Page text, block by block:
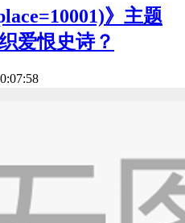
》主题
爱恨史诗？